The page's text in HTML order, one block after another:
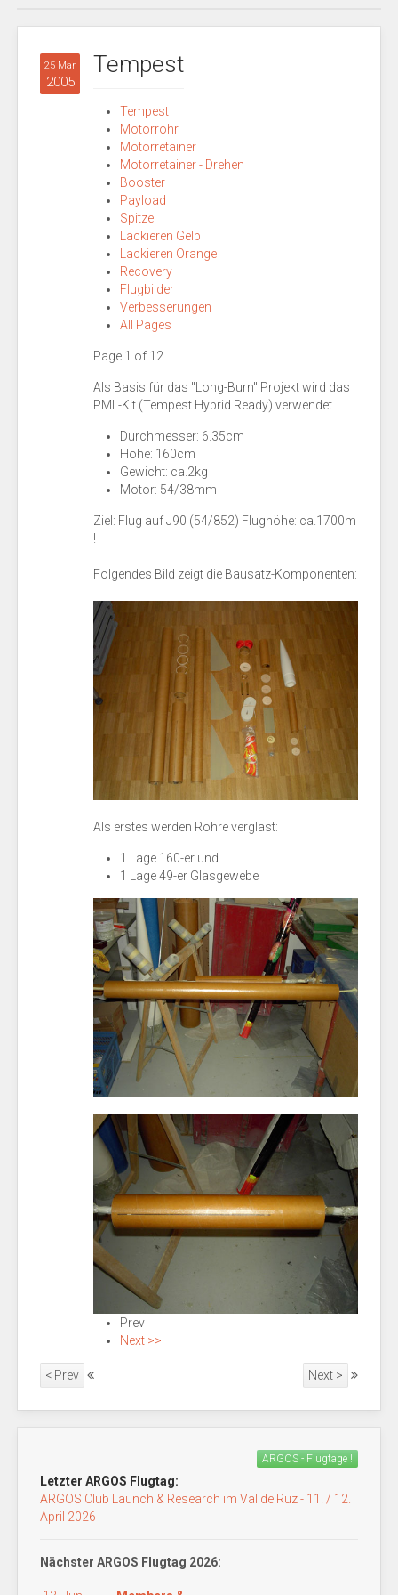
25 Mar
2005
Tempest
Tempest
Motorrohr
Motorretainer
Motorretainer - Drehen
Booster
Payload
Spitze
Lackieren Gelb
Lackieren Orange
Recovery
Flugbilder
Verbesserungen
All Pages
Page 1 of 12
Als Basis für das "Long-Burn" Projekt wird das
PML-Kit (Tempest Hybrid Ready) verwendet.
Durchmesser: 6.35cm
Höhe: 160cm
Gewicht: ca.2kg
Motor: 54/38mm
Ziel: Flug auf J90 (54/852) Flughöhe: ca.1700m
!
Folgendes Bild zeigt die Bausatz-Komponenten:
Als erstes werden Rohre verglast:
1 Lage 160-er und
1 Lage 49-er Glasgewebe
Prev
Next >>
< Prev Next >
ARGOS - Flugtage !
Letzter ARGOS Flugtag:
ARGOS Club Launch & Research im Val de Ruz - 11. / 12.
April 2026
Nächster ARGOS Flugtag 2026: